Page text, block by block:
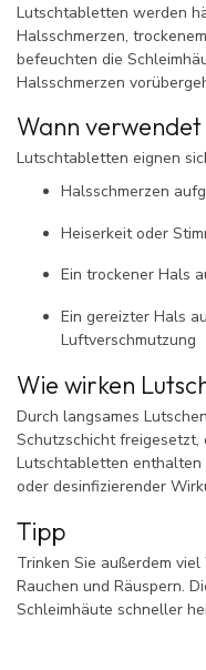
Lutschtabletten werden
Halsschmerzen,
befeuchten die
Halsschmerzen
Wann
Lutschtabletten eignen
Halsschmerzen
Heiserkeit oder
Ein trockener Hals
Ein gereizter Hals
Luftverschmutzung
Wie wirken
Durch langsames
Schutzschicht freigesetzt,
Lutschtabletten
oder desinfizierender
Tipp
Trinken Sie außerdem
Rauchen und Räuspern.
Schleimhäute schneller